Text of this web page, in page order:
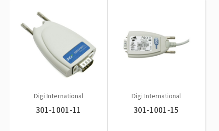
Digi International
301-1001-11
Digi International
301-1001-15